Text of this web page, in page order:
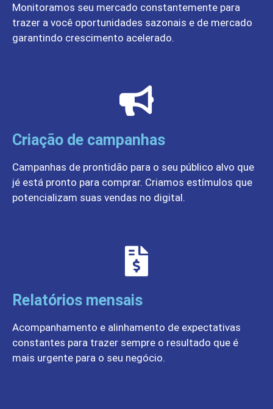
Monitoramos seu mercado constantemente para
trazer a você oportunidades sazonais e de mercado
garantindo crescimento acelerado.
Criação de campanhas
Campanhas de prontidão para o seu público alvo que
jé está pronto para comprar. Criamos estímulos que
potencializam suas vendas no digital.
Relatórios mensais
Acompanhamento e alinhamento de expectativas
constantes para trazer sempre o resultado que é
mais urgente para o seu negócio.